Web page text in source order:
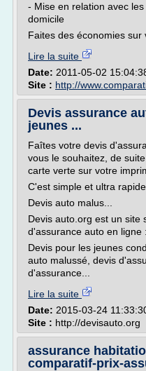
- Mise en relation avec
domicile
Faites des économies sur
Lire la suite
Date: 2011-05-02
Site : http://
Devis assurance
jeunes ...
Faîtes votre devis
vous le souhaitez, de
carte verte sur votre
C'est simple et ultra
Devis auto malus...
Devis auto.org est un site
d'assurance auto en ligne :
Devis pour les jeunes
auto malussé, devis
d'assurance...
Lire la suite
Date: 2015-03-24
Site : http://devisauto.org
assurance
comparatif-prix-